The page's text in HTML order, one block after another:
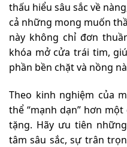
thấu hiểu sâu sắc về
cả những mong muốn
này không chỉ đơn
khóa mở cửa trái tim,
phần bền chặt và nồng
Theo kinh nghiệm của
thể “mạnh dạn” hơn
tặng. Hãy ưu tiên
tâm sâu sắc, sự trân